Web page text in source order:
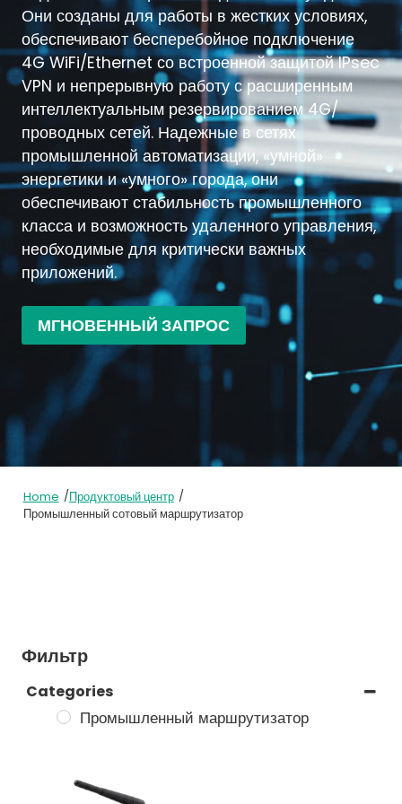
Они созданы для работы в жестких условиях,
обеспечивают бесперебойное подключение
4G WiFi/Ethernet со встроенной защитой IPsec
VPN и непрерывную работу с расширенным
интеллектуальным резервированием 4G/
проводных сетей. Надежные в сетях
промышленной автоматизации, «умной»
энергетики и «умного» города, они
обеспечивают стабильность промышленного
класса и возможность удаленного управления,
необходимые для критически важных
приложений.
МГНОВЕННЫЙ ЗАПРОС
Home /Продуктовый центр /
Промышленный сотовый маршрутизатор
Фильтр
Categories
Промышленный маршрутизатор